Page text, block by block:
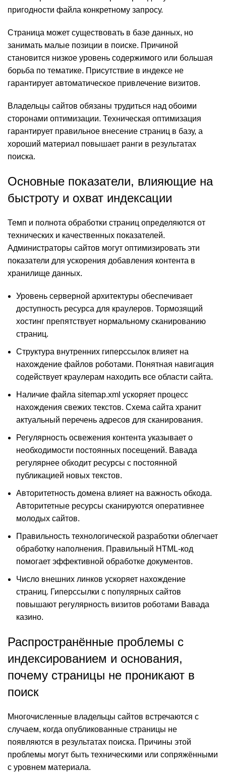
пригодности файла конкретному запросу.
Страница может существовать в базе данных, но
занимать малые позиции в поиске. Причиной
становится низкое уровень содержимого или большая
борьба по тематике. Присутствие в индексе не
гарантирует автоматическое привлечение визитов.
Владельцы сайтов обязаны трудиться над обоими
сторонами оптимизации. Техническая оптимизация
гарантирует правильное внесение страниц в базу, а
хороший материал повышает ранги в результатах
поиска.
Основные показатели, влияющие на
быстроту и охват индексации
Темп и полнота обработки страниц определяются от
технических и качественных показателей.
Администраторы сайтов могут оптимизировать эти
показатели для ускорения добавления контента в
хранилище данных.
Уровень серверной архитектуры обеспечивает
доступность ресурса для краулеров. Тормозящий
хостинг препятствует нормальному сканированию
страниц.
Структура внутренних гиперссылок влияет на
нахождение файлов роботами. Понятная навигация
содействует краулерам находить все области сайта.
Наличие файла sitemap.xml ускоряет процесс
нахождения свежих текстов. Схема сайта хранит
актуальный перечень адресов для сканирования.
Регулярность освежения контента указывает о
необходимости постоянных посещений. Вавада
регулярнее обходит ресурсы с постоянной
публикацией новых текстов.
Авторитетность домена влияет на важность обхода.
Авторитетные ресурсы сканируются оперативнее
молодых сайтов.
Правильность технологической разработки облегчает
обработку наполнения. Правильный HTML-код
помогает эффективной обработке документов.
Число внешних линков ускоряет нахождение
страниц. Гиперссылки с популярных сайтов
повышают регулярность визитов роботами Вавада
казино.
Распространённые проблемы с
индексированием и основания,
почему страницы не проникают в
поиск
Многочисленные владельцы сайтов встречаются с
случаем, когда опубликованные страницы не
появляются в результатах поиска. Причины этой
проблемы могут быть техническими или сопряжёнными
с уровнем материала.